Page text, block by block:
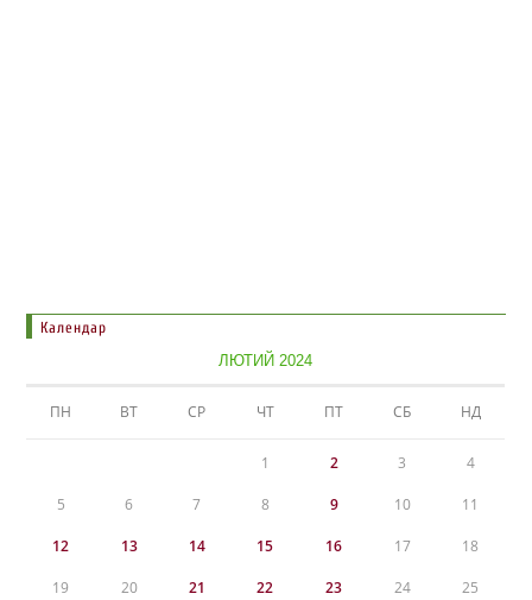
Календар
ЛЮТИЙ 2024
ПН ВТ СР ЧТ ПТ СБ НД
1 2 3 4
5 6 7 8 9 10 11
12 13 14 15 16 17 18
19 20 21 22 23 24 25